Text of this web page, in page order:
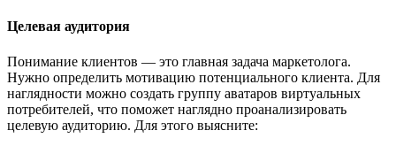
Целевая аудитория
Понимание клиентов ― это главная задача маркетолога.
Нужно определить мотивацию потенциального клиента. Для
наглядности можно создать группу аватаров виртуальных
потребителей, что поможет наглядно проанализировать
целевую аудиторию. Для этого выясните: